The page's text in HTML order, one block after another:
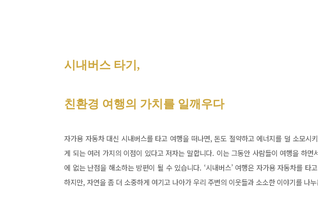
시내버스 타기,
친환경 여행의 가치를 일깨우다
자가용 자동차 대신 시내버스를 타고 여행을 떠나면, 돈도 절약하고 에너지를 덜 소모시
게 되는 여러 가지의 이점이 있다고 저자는 말합니다. 이는 그동안 사람들이 여행을 하면
에 없는 난점을 해소하는 방편이 될 수 있습니다. ‘시내버스’ 여행은 자가용 자동차를 타
하지만, 자연을 좀 더 소중하게 여기고 나아가 우리 주변의 이웃들과 소소한 이야기를 나